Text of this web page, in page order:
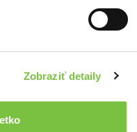
Zobraziť detaily